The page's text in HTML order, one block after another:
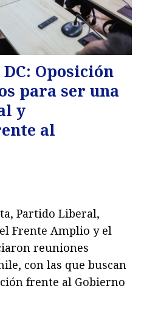
DC: Oposición
para ser una
y
al
Partido Liberal,
Frente Amplio y el
reuniones
con las que buscan
frente al Gobierno